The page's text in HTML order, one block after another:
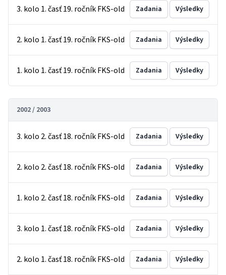
3. kolo 1. časť 19. ročník FKS-old Zadania Výsledky
2. kolo 1. časť 19. ročník FKS-old Zadania Výsledky
1. kolo 1. časť 19. ročník FKS-old Zadania Výsledky
2002 / 2003
3. kolo 2. časť 18. ročník FKS-old Zadania Výsledky
2. kolo 2. časť 18. ročník FKS-old Zadania Výsledky
1. kolo 2. časť 18. ročník FKS-old Zadania Výsledky
3. kolo 1. časť 18. ročník FKS-old Zadania Výsledky
2. kolo 1. časť 18. ročník FKS-old Zadania Výsledky